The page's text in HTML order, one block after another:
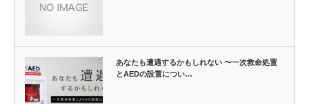
あなたも遭遇するかもしれない 〜一次救命処置
とAEDの設置につい…